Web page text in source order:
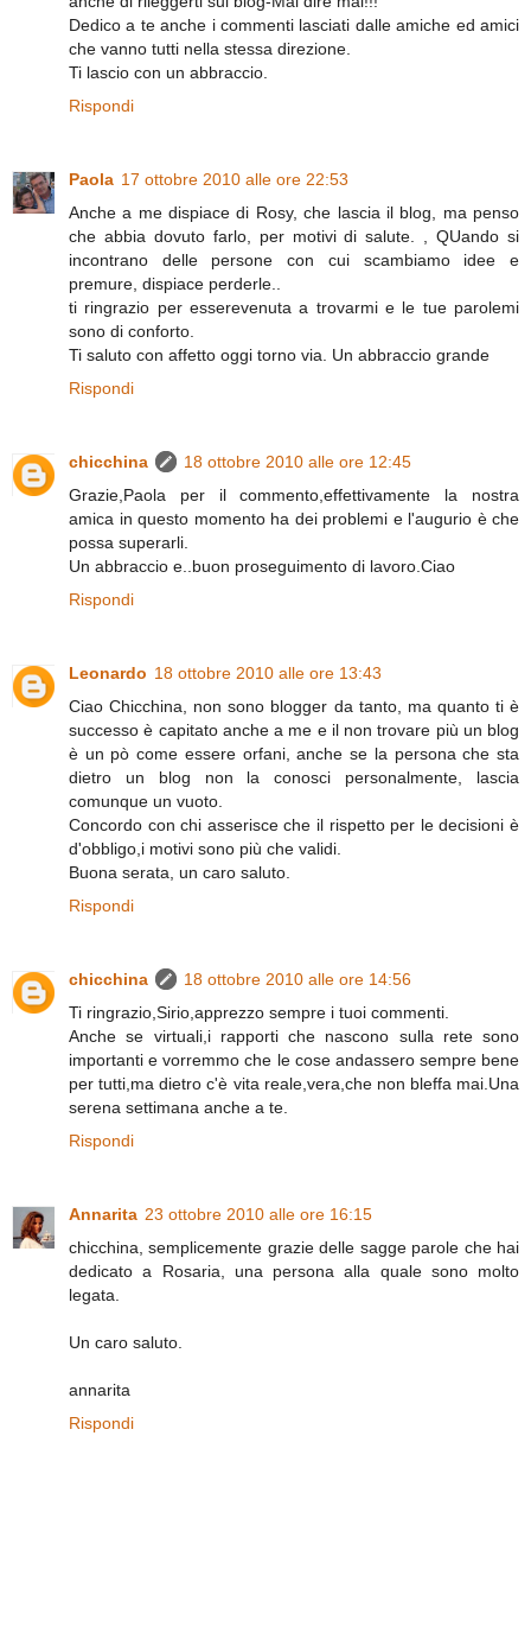
Dedico a te anche i commenti lasciati dalle amiche ed amici
che vanno tutti nella stessa direzione.
Ti lascio con un abbraccio.
Rispondi
Paola 17 ottobre 2010 alle ore 22:53
Anche a me dispiace di Rosy, che lascia il blog, ma penso
che abbia dovuto farlo, per motivi di salute. , QUando si
incontrano delle persone con cui scambiamo idee e
premure, dispiace perderle..
ti ringrazio per esserevenuta a trovarmi e le tue parolemi
sono di conforto.
Ti saluto con affetto oggi torno via. Un abbraccio grande
Rispondi
chicchina
18 ottobre 2010 alle ore 12:45
Grazie,Paola per il commento,effettivamente la nostra
amica in questo momento ha dei problemi e l'augurio è che
possa superarli.
Un abbraccio e..buon proseguimento di lavoro.Ciao
Rispondi
Leonardo 18 ottobre 2010 alle ore 13:43
Ciao Chicchina, non sono blogger da tanto, ma quanto ti è
successo è capitato anche a me e il non trovare più un blog
è un pò come essere orfani, anche se la persona che sta
dietro un blog non la conosci personalmente, lascia
comunque un vuoto.
Concordo con chi asserisce che il rispetto per le decisioni è
d'obbligo,i motivi sono più che validi.
Buona serata, un caro saluto.
Rispondi
chicchina
18 ottobre 2010 alle ore 14:56
Ti ringrazio,Sirio,apprezzo sempre i tuoi commenti.
Anche se virtuali,i rapporti che nascono sulla rete sono
importanti e vorremmo che le cose andassero sempre bene
per tutti,ma dietro c'è vita reale,vera,che non bleffa mai.Una
serena settimana anche a te.
Rispondi
Annarita 23 ottobre 2010 alle ore 16:15
chicchina, semplicemente grazie delle sagge parole che hai
dedicato a Rosaria, una persona alla quale sono molto
legata.
Un caro saluto.
annarita
Rispondi